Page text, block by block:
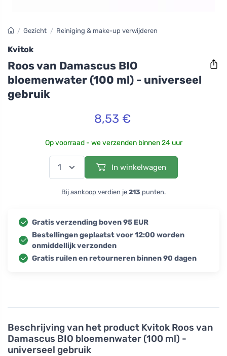
Beschrijving van het product Kvitok Roos van
Damascus BIO bloemenwater (100 ml) -
universeel gebruik
/ Gezicht / Reiniging & make-up verwijderen
Kvitok
Roos van Damascus BIO
bloemenwater (100 ml) - universeel
gebruik
8,53 €
Op voorraad - we verzenden binnen 24 uur
In winkelwagen
Bij aankoop verdien je 213 punten.
Gratis verzending boven 95 EUR
Bestellingen geplaatst voor 12:00 worden
onmiddellijk verzonden
Gratis ruilen en retourneren binnen 90 dagen